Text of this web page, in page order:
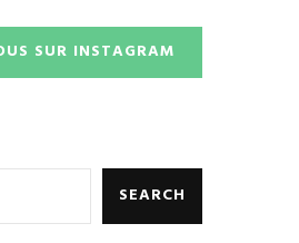
SUR INSTAGRAM
SEARCH